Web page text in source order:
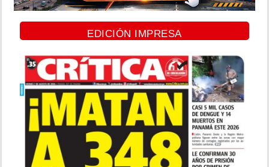
EDICIÓN IMPRESA